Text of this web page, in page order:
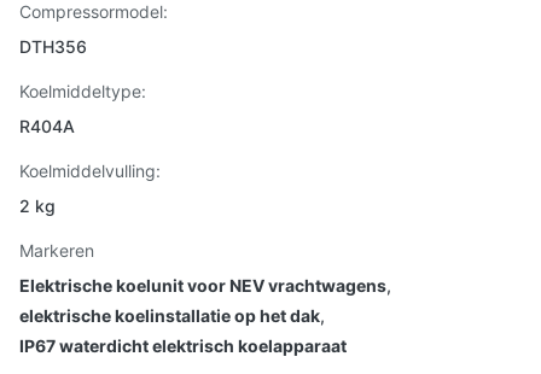
Compressormodel:
DTH356
Koelmiddeltype:
R404A
Koelmiddelvulling:
2 kg
Markeren
Elektrische koelunit voor NEV vrachtwagens,
elektrische koelinstallatie op het dak,
IP67 waterdicht elektrisch koelapparaat